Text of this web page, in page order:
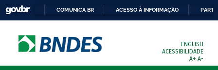
COMUNICA BR ACESSO À INFORMAÇÃO
ENGLISH
ACESSIBILIDADE
A+ A-